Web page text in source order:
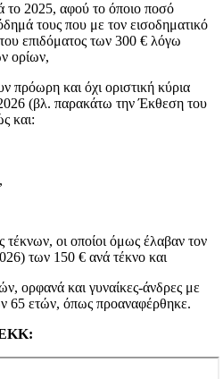
το 2025, αφού το όποιο ποσό
τους που με τον εισοδηματικό
επιδόματος των 300 € λόγω
ορίων,
πρόωρη και όχι οριστική κύρια
(βλ. παρακάτω την Έκθεση του
και:
τέκνων, οι οποίοι όμως έλαβαν τον
των 150 € ανά τέκνο και
ορφανά και γυναίκες-άνδρες με
65 ετών, όπως προαναφέρθηκε.